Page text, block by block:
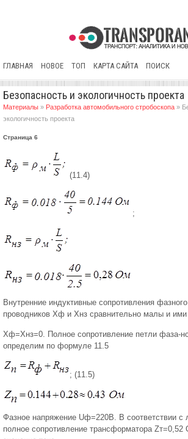
ГЛАВНАЯ НОВОЕ ТОП КАРТА САЙТА ПОИСК
Безопасность и экологичность проекта
Материалы » Разработка автомобильного стробоскопа »
экологичность проекта
Страница 6
(11.4)
;
Внутренние индуктивные сопротивления
проводников Хф и Хнз сравнительно малы и
Хф=Хнз=0. Полное сопротивление петли фаза-
определим по формуле 11.5
; (11.5)
Фазное напряжение Uф=220В. В соответствии с
полное сопротивление трансформатора